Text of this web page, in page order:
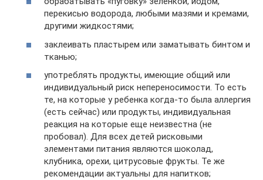
перекисью водорода, любыми мазями и кремами,
другими жидкостями;
заклеивать пластырем или заматывать бинтом и
тканью;
употреблять продукты, имеющие общий или
индивидуальный риск непереносимости. То есть
те, на которые у ребенка когда-то была аллергия
(есть сейчас) или продукты, индивидуальная
реакция на которые еще неизвестна (не
пробовал). Для всех детей рисковыми
элементами питания являются шоколад,
клубника, орехи, цитрусовые фрукты. Те же
рекомендации актуальны для напитков;